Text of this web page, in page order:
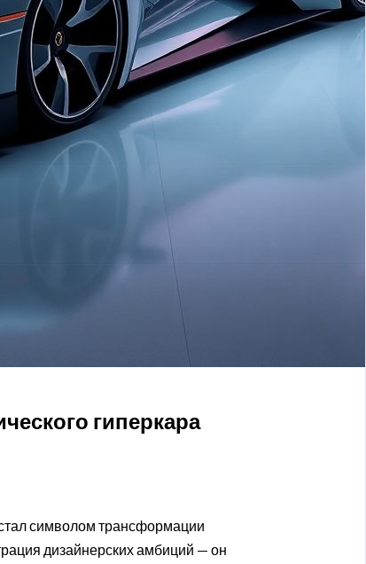
гиперкара
символом трансформации
дизайнерских амбиций — он